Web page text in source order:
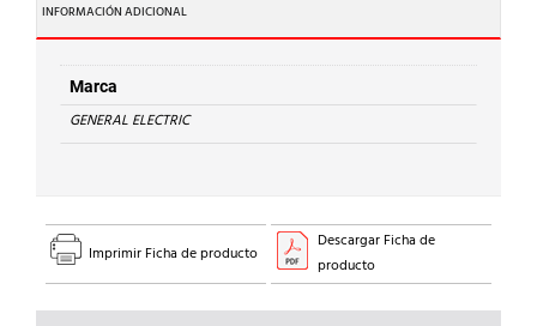
TERMOPLAS
VACIA
d.22
4
ELEM.4
AGUJ.
INFORMACIÓN ADICIONAL
Marca
GENERAL ELECTRIC
Imprimir Ficha de producto
Descargar Ficha de
producto